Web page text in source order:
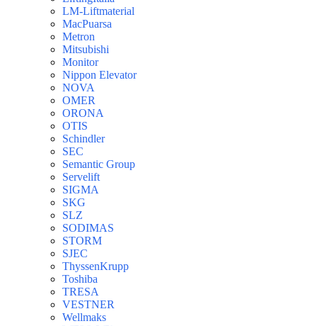
LM-Liftmaterial
MacPuarsa
Metron
Mitsubishi
Monitor
Nippon Elevator
NOVA
OMER
ORONA
OTIS
Schindler
SEC
Semantic Group
Servelift
SIGMA
SKG
SLZ
SODIMAS
STORM
SJEC
ThyssenKrupp
Toshiba
TRESA
VESTNER
Wellmaks